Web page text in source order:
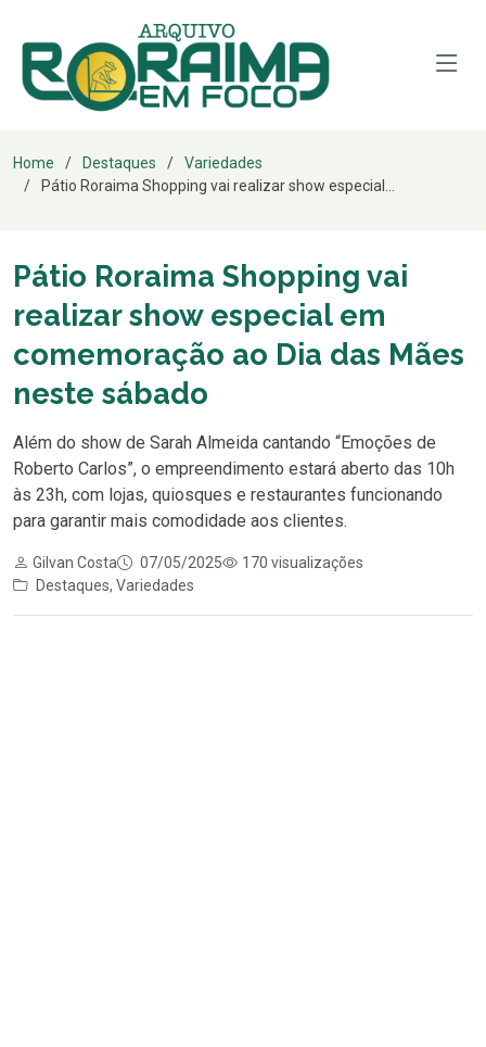
Home Destaques
Variedades
Pátio Roraima Shopping vai realizar show especial...
Pátio Roraima Shopping vai
realizar show especial em
comemoração ao Dia das Mães
neste sábado
Além do show de Sarah Almeida cantando “Emoções de
Roberto Carlos”, o empreendimento estará aberto das 10h
às 23h, com lojas, quiosques e restaurantes funcionando
para garantir mais comodidade aos clientes.
Gilvan Costa 07/05/2025
170 visualizações
Destaques, Variedades